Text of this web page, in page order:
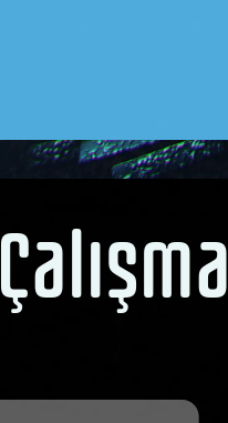
Çalışma